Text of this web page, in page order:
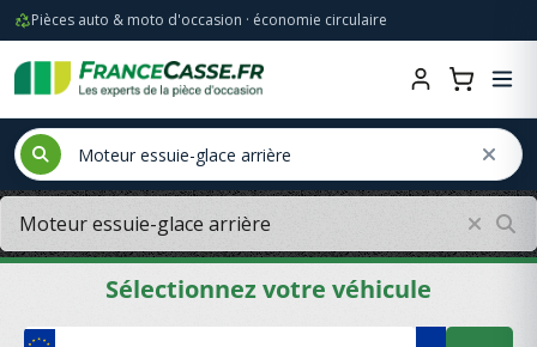
Pièces auto & moto d'occasion · économie circulaire
Sélectionnez votre véhicule